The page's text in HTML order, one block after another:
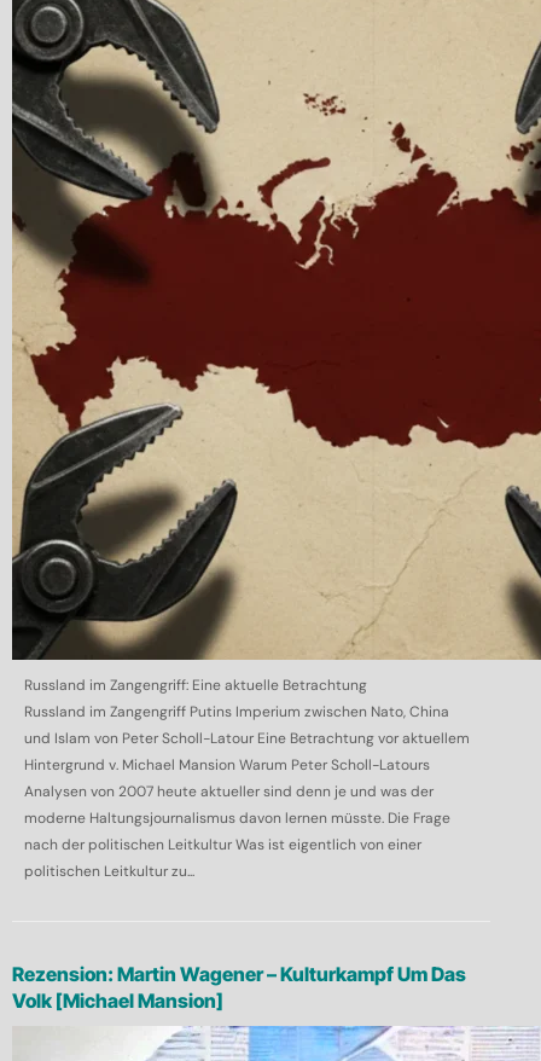
Russland im Zangengriff: Eine aktuelle Betrachtung
Russland im Zangengriff Putins Imperium zwischen Nato, China
und Islam von Peter Scholl-Latour Eine Betrachtung vor aktuellem
Hintergrund v. Michael Mansion Warum Peter Scholl-Latours
Analysen von 2007 heute aktueller sind denn je und was der
moderne Haltungsjournalismus davon lernen müsste. Die Frage
nach der politischen Leitkultur Was ist eigentlich von einer
politischen Leitkultur zu...
Rezension: Martin Wagener – Kulturkampf Um Das
Volk [Michael Mansion]